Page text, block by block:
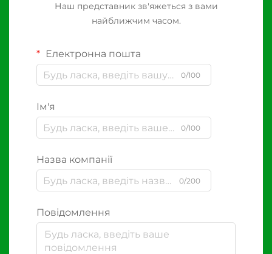
Наш представник зв'яжеться з вами
найближчим часом.
Електронна пошта
0/100
Ім'я
0/100
Назва компанії
0/200
Повідомлення